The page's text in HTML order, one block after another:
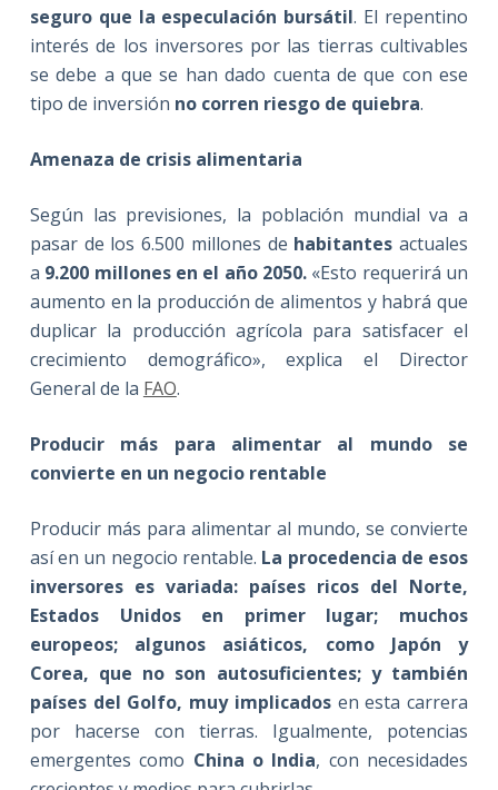
seguro que la especulación bursátil. El repentino
interés de los inversores por las tierras cultivables
se debe a que se han dado cuenta de que con ese
tipo de inversión no corren riesgo de quiebra.
Amenaza de crisis alimentaria
Según las previsiones, la población mundial va a
pasar de los 6.500 millones de habitantes actuales
a 9.200 millones en el año 2050. «Esto requerirá un
aumento en la producción de alimentos y habrá que
duplicar la producción agrícola para satisfacer el
crecimiento demográfico», explica el Director
General de la FAO.
Producir más para alimentar al mundo se
convierte en un negocio rentable
Producir más para alimentar al mundo, se convierte
así en un negocio rentable. La procedencia de esos
inversores es variada: países ricos del Norte,
Estados Unidos en primer lugar; muchos
europeos; algunos asiáticos, como Japón y
Corea, que no son autosuficientes; y también
países del Golfo, muy implicadosen esta carrera
por hacerse con tierras. Igualmente, potencias
emergentes como China o India, con necesidades